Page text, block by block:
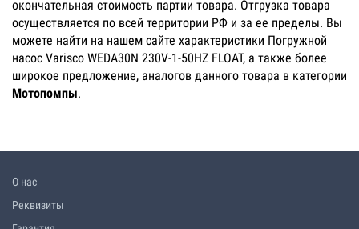
окончательная стоимость партии товара. Отгрузка товара
осуществляется по всей территории РФ и за ее пределы. Вы
можете найти на нашем сайте характеристики Погружной
насос Varisco WEDA30N 230V-1-50HZ FLOAT, а также более
широкое предложение, аналогов данного товара в категории
Мотопомпы.
О нас
Реквизиты